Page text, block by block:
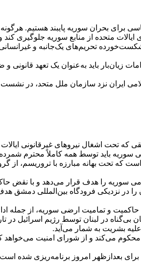
برای بحران سوریه پایبند هستیم.
ایالات متحده از منابع سوریه
تحریم‌های یک‌جانبه و
زیان‌بار باید به‌عنوان یک تعهد
که تحت اشغال نیرو‌های غیرقانونی
باید توسط همه کاملاً محترم شمرده
که تحت بهانه مبارزه با تروریسم،
سوریه را هدف قرار می‌دهد و با نقض
را در نزدیکی فرودگاه بین‌المللی دمشق
و تمامیت ارضی سوریه، از جمله
بشریت به شمار می‌آید.
می‌کند و از شورای امنیت می‌خواهد
بعدازظهر امروز برنامه‌ریزی شده